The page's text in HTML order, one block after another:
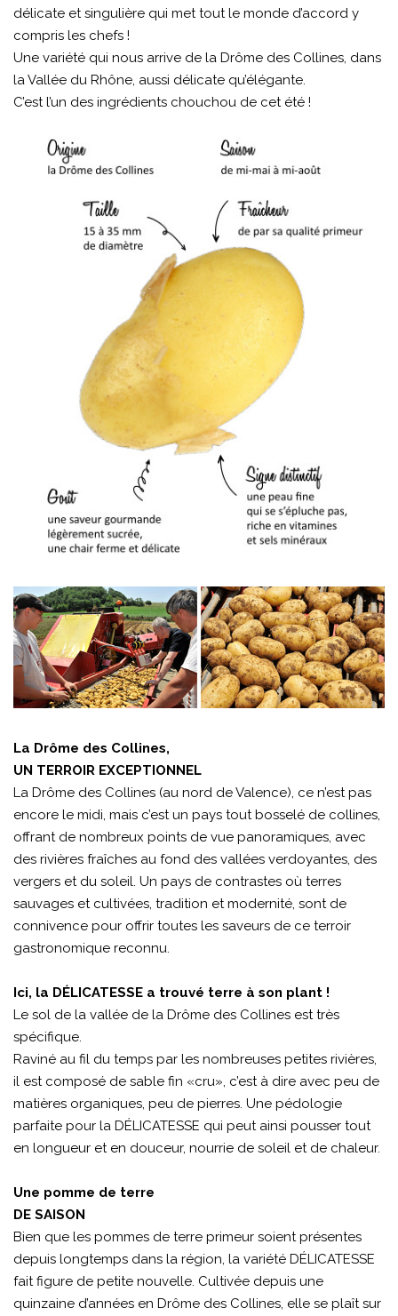
délicate et singulière qui met tout le monde d’accord y
compris les chefs !
Une variété qui nous arrive de la Drôme des Collines, dans
la Vallée du Rhône, aussi délicate qu’élégante.
C’est l’un des ingrédients chouchou de cet été !
La Drôme des Collines,
UN TERROIR EXCEPTIONNEL
La Drôme des Collines (au nord de Valence), ce n’est pas
encore le midi, mais c’est un pays tout bosselé de collines,
offrant de nombreux points de vue panoramiques, avec
des rivières fraîches au fond des vallées verdoyantes, des
vergers et du soleil. Un pays de contrastes où terres
sauvages et cultivées, tradition et modernité, sont de
connivence pour offrir toutes les saveurs de ce terroir
gastronomique reconnu.
Ici, la DÉLICATESSE a trouvé terre à son plant !
Le sol de la vallée de la Drôme des Collines est très
spécifique.
Raviné au fil du temps par les nombreuses petites rivières,
il est composé de sable fin «cru», c’est à dire avec peu de
matières organiques, peu de pierres. Une pédologie
parfaite pour la DÉLICATESSE qui peut ainsi pousser tout
en longueur et en douceur, nourrie de soleil et de chaleur.
Une pomme de terre
DE SAISON
Bien que les pommes de terre primeur soient présentes
depuis longtemps dans la région, la variété DÉLICATESSE
fait figure de petite nouvelle. Cultivée depuis une
quinzaine d’années en Drôme des Collines, elle se plaît sur